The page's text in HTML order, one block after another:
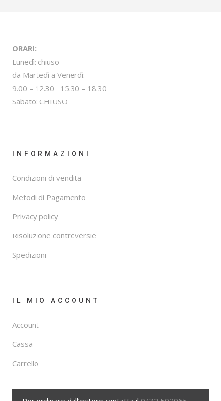
ORARI:
Lunedì: chiuso
da Martedì a Venerdì:
9.00 – 12.30 15.30 – 18.30
Sabato: CHIUSO
INFORMAZIONI
Condizioni di vendita
Metodi di Pagamento
Privacy policy
Risoluzione controversie
Spedizioni
IL MIO ACCOUNT
Account
Cassa
Carrello